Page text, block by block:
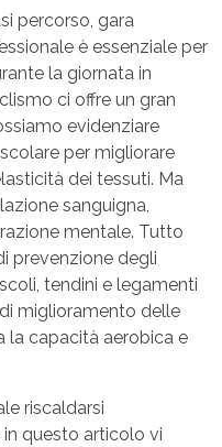
percorso, gara
è essenziale per
la giornata in
ci offre un gran
evidenziare
per migliorare
dei tessuti. Ma
sanguigna,
mentale. Tutto
prevenzione degli
tendini e legamenti
miglioramento delle
la capacità aerobica e
riscaldarsi
questo articolo vi